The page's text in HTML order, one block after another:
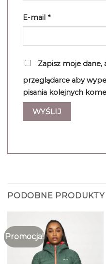
E-mail *
Zapisz moje dane,
przeglądarce aby
pisania kolejnych
PODOBNE PRODUKTY
Promocja!